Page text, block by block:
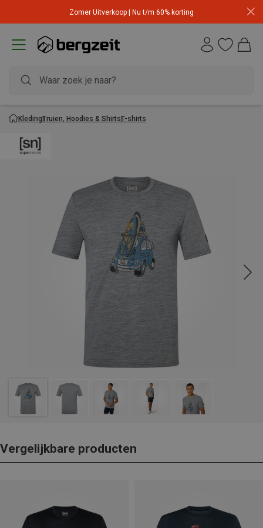
Zomer Uitverkoop | Nu t/m 60% korting
KledingTruien, Hoodies & ShirtsT-shirts
Vergelijkbare producten